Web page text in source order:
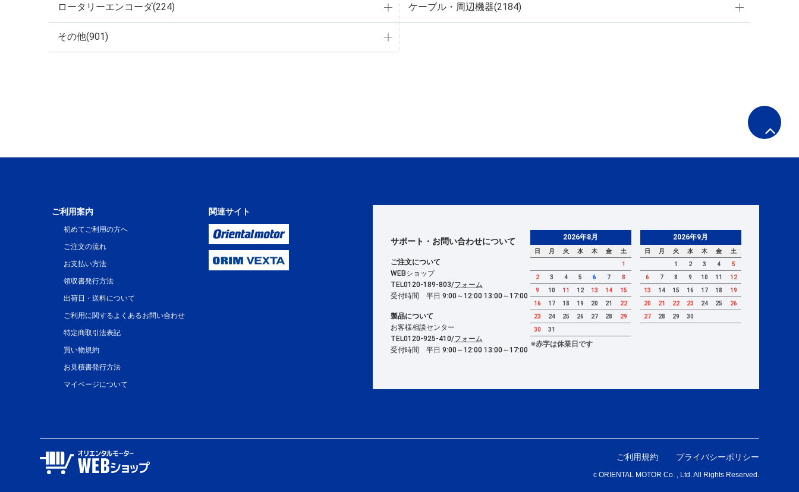
ロータリーエンコーダ(224) ケーブル・周辺機器(2184)
その他(901)
ご利用案内
初めてご利用の方へ
ご注文の流れ
お支払い方法
領収書発行方法
出荷日・送料について
ご利用に関するよくあるお問い合わせ
特定商取引法表記
買い物規約
お見積書発行方法
マイページについて
関連サイト
サポート・お問い合わせについて
ご注文について
WEBショップ
TEL0120-189-803/フォーム
受付時間 平日 9:00～12:00 13:00～17:00
製品について
お客様相談センター
TEL0120-925-410/フォーム
受付時間 平日 9:00～12:00 13:00～17:00
ご利用規約 プライバシーポリシー
c ORIENTAL MOTOR Co. , Ltd. All Rights Reserved.
2026年8月
日 月 火 水 木 金
土
1
2
3 4 5 6 7
8
9
10 11 12 13 14
15
16
17 18 19 20 21
22
23
24 25 26 27 28
29
30
31
2026年9月
日 月 火 水 木 金
土
1
2 3 4
5
6
7 8 9 10 11
12
13
14 15 16 17 18
19
20
21 22 23 24 25
26
27
28 29 30
※赤字は休業日です